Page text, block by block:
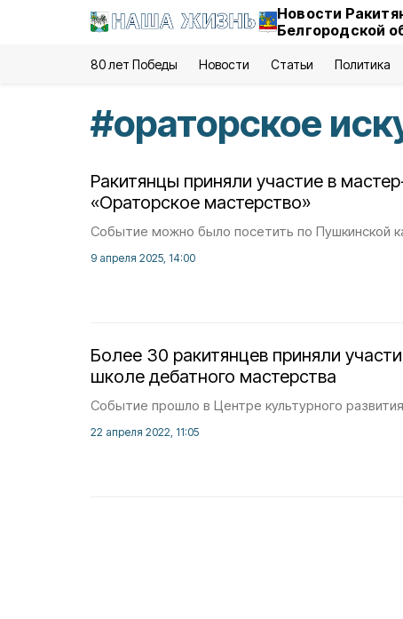
Новости
Белгородской
80 лет Победы Новости Статьи Политика
#ораторское
Ракитянцы приняли участие в
«Ораторское мастерство»
Событие можно было посетить по Пушкинской
9 апреля 2025, 14:00
Более 30 ракитянцев приняли
школе дебатного мастерства
Событие прошло в Центре культурного
22 апреля 2022, 11:05